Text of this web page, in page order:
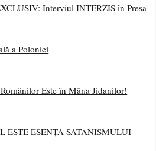
Interviul INTERZIS în Presa
a Poloniei
Este în Mâna Jidanilor!
ESTE ESENȚA SATANISMULUI